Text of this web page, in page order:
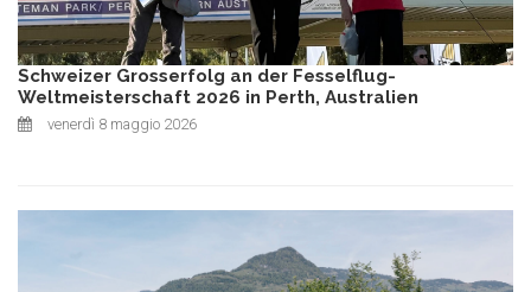
Schweizer Grosserfolg an der Fesselflug-
Weltmeisterschaft 2026 in Perth, Australien
venerdì 8 maggio 2026